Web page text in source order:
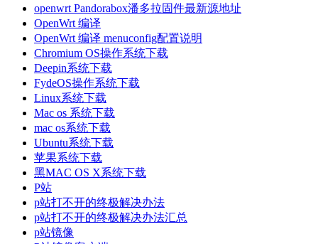
openwrt Pandorabox潘多拉固件最新源地址
OpenWrt 编译
OpenWrt 编译 menuconfig配置说明
Chromium OS操作系统下载
Deepin系统下载
FydeOS操作系统下载
Linux系统下载
Mac os 系统下载
mac os系统下载
Ubuntu系统下载
苹果系统下载
黑MAC OS X系统下载
P站
p站打不开的终极解决办法
p站打不开的终极解决办法汇总
p站镜像